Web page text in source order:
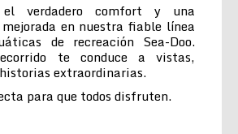
el verdadero comfort y una
en nuestra fiable línea
de recreación Sea-Doo.
te conduce a vistas,
extraordinarias.
para que todos disfruten.